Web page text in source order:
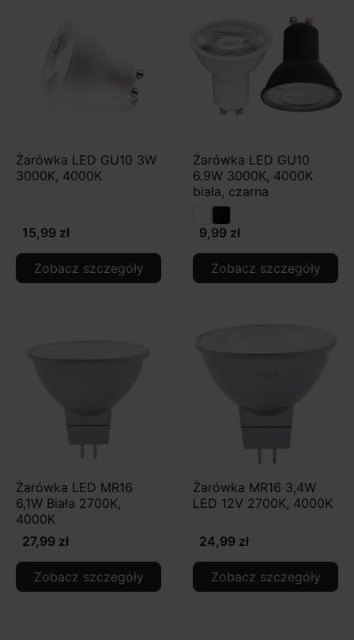
Żarówka LED GU10 3W
3000K, 4000K
15,99 zł
Zobacz szczegóły
Żarówka LED GU10
6.9W 3000K, 4000K
biała, czarna
9,99 zł
Zobacz szczegóły
Żarówka LED MR16
6,1W Biała 2700K,
4000K
27,99 zł
Zobacz szczegóły
Żarówka MR16 3,4W
LED 12V 2700K, 4000K
24,99 zł
Zobacz szczegóły